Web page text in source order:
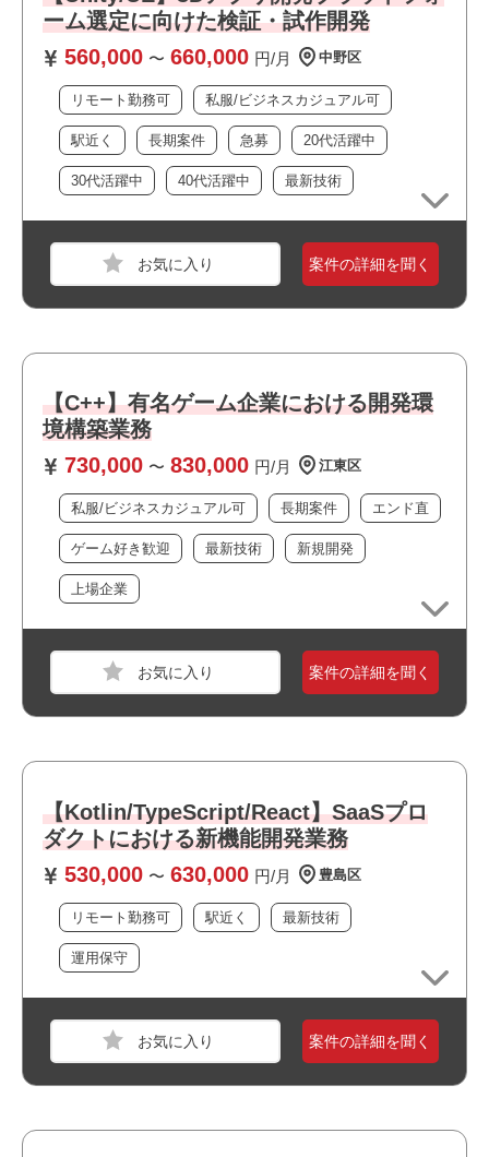
ーム選定に向けた検証・試作開発
560,000 〜 660,000 円/月 中野区
リモート勤務可 私服/ビジネスカジュアル可
駅近く 長期案件 急募 20代活躍中
30代活躍中 40代活躍中 最新技術
案件の詳細を聞く
【C++】有名ゲーム企業における開発環
境構築業務
730,000 〜 830,000 円/月 江東区
私服/ビジネスカジュアル可 長期案件 エンド直
ゲーム好き歓迎 最新技術 新規開発
上場企業
必須スキル
・開発環境の構築実務経験
・ビルド・CI/CDの理解
・Gitの基本操作
・UEの理解
・オフィスは綺麗で快適な環境です
・周辺に飲食店や商業施設が多くランチにも便利です
・上場企業の案件です
・私服/ビジネスカジュアルでの勤務が可能です
・長期就業が見込める案件です
・ゲームが好きな方歓迎！
案件の詳細を聞く
【Kotlin/TypeScript/React】SaaSプロ
ダクトにおける新機能開発業務
530,000 〜 630,000 円/月 豊島区
リモート勤務可 駅近く 最新技術
運用保守
iOSエンジニア
・WEBアプリの開発経験（2年程）
・Kotlinの実務経験
おすすめポイント
・リモート勤務併用可能です
・駅近でアクセス良好です
・複数路線が利用できアクセス良好です
・自社サービスに携われます
案件の詳細を聞く
サービス
・LLM関連の案件に参画した経験
おすすめポイント
・駅近でアクセス良好です
・周辺に飲食店や商業施設が多くランチにも便利です
・最新技術に携われます
・ワークライフバランスを大切にできる環境です
職種
ITコンサルタント
電機・精密機械
スキル
PowerPoint,Word,Excel,Windows,macOS
必須スキル